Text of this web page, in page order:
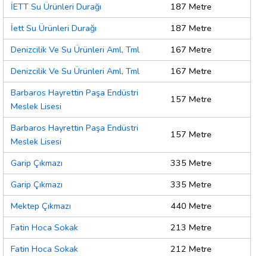
İETT Su Ürünleri Durağı
187 Metre
İett Su Ürünleri Durağı
187 Metre
Denizcilik Ve Su Ürünleri Aml, Tml
167 Metre
Denizcilik Ve Su Ürünleri Aml, Tml
167 Metre
Barbaros Hayrettin Paşa Endüstri
Meslek Lisesi
157 Metre
Barbaros Hayrettin Paşa Endüstri
Meslek Lisesi
157 Metre
Garip Çıkmazı
335 Metre
Garip Çıkmazı
335 Metre
Mektep Çıkmazı
440 Metre
Fatin Hoca Sokak
213 Metre
Fatin Hoca Sokak
212 Metre